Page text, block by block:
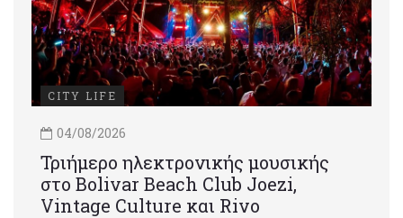
CITY LIFE
04/08/2026
Τριήμερο ηλεκτρονικής μουσικής
στο Bolivar Beach Club Joezi,
Vintage Culture και Rivo